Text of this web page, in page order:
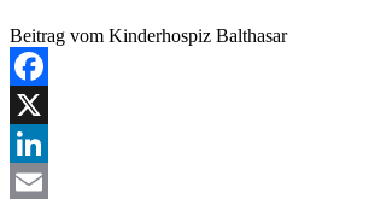
Beitrag vom Kinderhospiz Balthasar
Facebook
X
LinkedIn